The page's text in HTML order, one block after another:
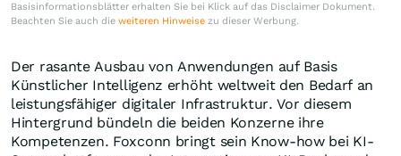
Basisinformationsblätter erhalten Sie bei Klick auf das Disclaimer Dokument.
Beachten Sie auch die weiteren Hinweise zu dieser Werbung.
Der rasante Ausbau von Anwendungen auf Basis
Künstlicher Intelligenz erhöht weltweit den Bedarf an
leistungsfähiger digitaler Infrastruktur. Vor diesem
Hintergrund bündeln die beiden Konzerne ihre
Kompetenzen. Foxconn bringt sein Know-how bei KI-